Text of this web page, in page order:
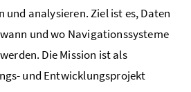
und analysieren. Ziel ist es, Daten
und wo Navigationssysteme
Die Mission ist als
und Entwicklungsprojekt